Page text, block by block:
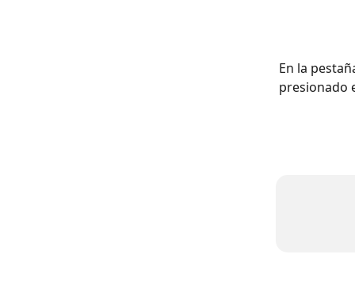
En la
presionado